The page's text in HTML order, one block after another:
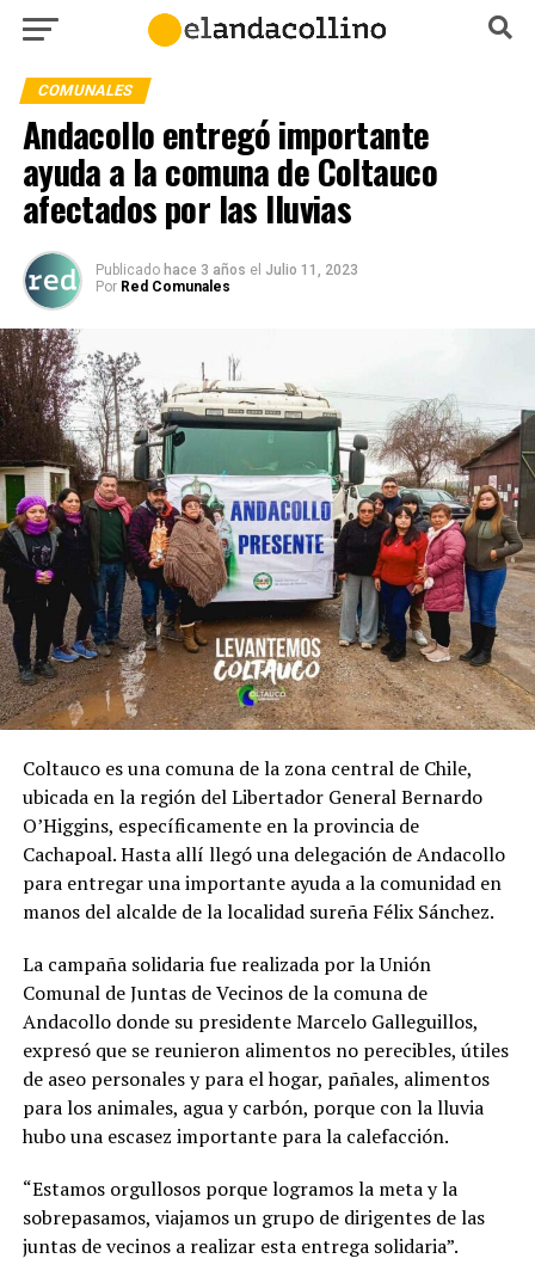
COMUNALES
Andacollo entregó importante
ayuda a la comuna de Coltauco
afectados por las lluvias
Publicado hace 3 años el Julio 11, 2023
Por Red Comunales
Coltauco es una comuna de la zona central de Chile,
ubicada en la región del Libertador General Bernardo
O’Higgins, específicamente en la provincia de
Cachapoal.​ Hasta allí llegó una delegación de Andacollo
para entregar una importante ayuda a la comunidad en
manos del alcalde de la localidad sureña Félix Sánchez.
La campaña solidaria fue realizada por la Unión
Comunal de Juntas de Vecinos de la comuna de
Andacollo donde su presidente Marcelo Galleguillos,
expresó que se reunieron alimentos no perecibles, útiles
de aseo personales y para el hogar, pañales, alimentos
para los animales, agua y carbón, porque con la lluvia
hubo una escasez importante para la calefacción.
“Estamos orgullosos porque logramos la meta y la
sobrepasamos, viajamos un grupo de dirigentes de las
juntas de vecinos a realizar esta entrega solidaria”.